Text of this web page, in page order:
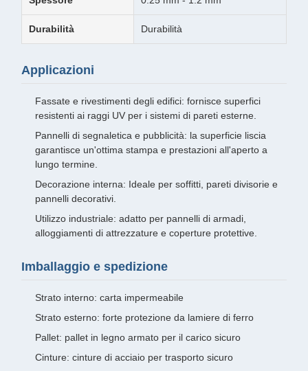
Durabilità Durabilità
Applicazioni
Fassate e rivestimenti degli edifici: fornisce superfici
resistenti ai raggi UV per i sistemi di pareti esterne.
Pannelli di segnaletica e pubblicità: la superficie liscia
garantisce un'ottima stampa e prestazioni all'aperto a
lungo termine.
Decorazione interna: Ideale per soffitti, pareti divisorie e
pannelli decorativi.
Utilizzo industriale: adatto per pannelli di armadi,
alloggiamenti di attrezzature e coperture protettive.
Imballaggio e spedizione
Strato interno: carta impermeabile
Strato esterno: forte protezione da lamiere di ferro
Pallet: pallet in legno armato per il carico sicuro
Cinture: cinture di acciaio per trasporto sicuro